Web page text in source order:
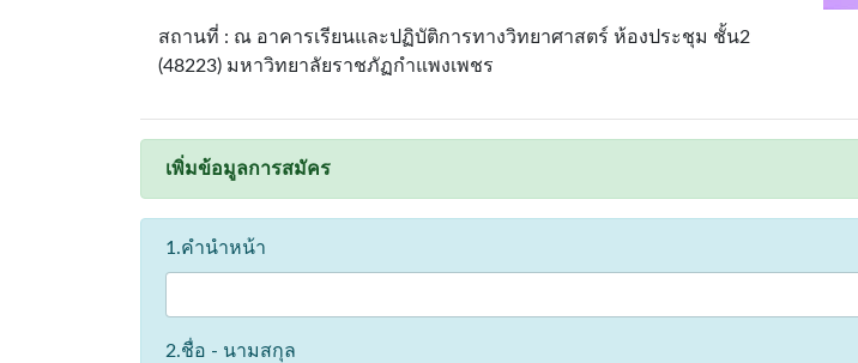
สถานที่ : ณ อาคารเรียนและปฏิบัติการทางวิทยาศาสตร์ ห้องประชุม ชั้น2
(48223) มหาวิทยาลัยราชภัฏกำแพงเพชร
เพิ่มข้อมูลการสมัคร
1.คำนำหน้า
2.ชื่อ - นามสกุล